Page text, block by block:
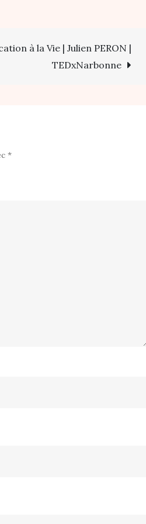
à la Vie | Julien PERON |
TEDxNarbonne
*